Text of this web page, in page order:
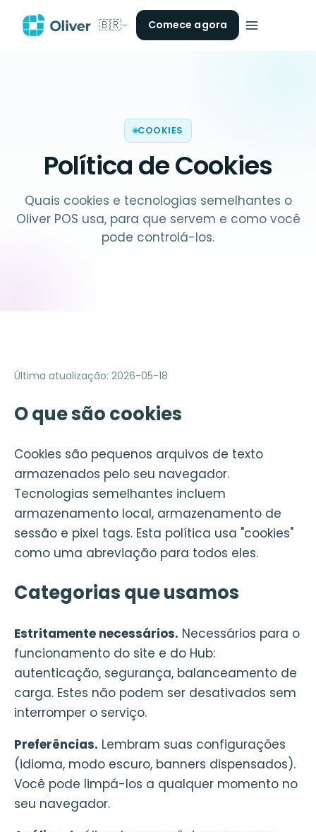
🇧🇷 Comece agora
COOKIES
Política de Cookies
Quais cookies e tecnologias semelhantes o
Oliver POS usa, para que servem e como você
pode controlá-los.
Última atualização: 2026-05-18
O que são cookies
Cookies são pequenos arquivos de texto
armazenados pelo seu navegador.
Tecnologias semelhantes incluem
armazenamento local, armazenamento de
sessão e pixel tags. Esta política usa "cookies"
como uma abreviação para todos eles.
Categorias que usamos
Estritamente necessários. Necessários para o
funcionamento do site e do Hub:
autenticação, segurança, balanceamento de
carga. Estes não podem ser desativados sem
interromper o serviço.
Preferências. Lembram suas configurações
(idioma, modo escuro, banners dispensados).
Você pode limpá-los a qualquer momento no
seu navegador.